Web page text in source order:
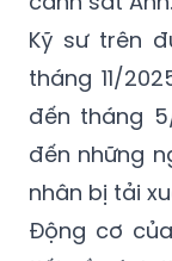
tháng 11/
đến tháng
đến những
nhân bị tải
Động cơ
tiết về cách
không bị